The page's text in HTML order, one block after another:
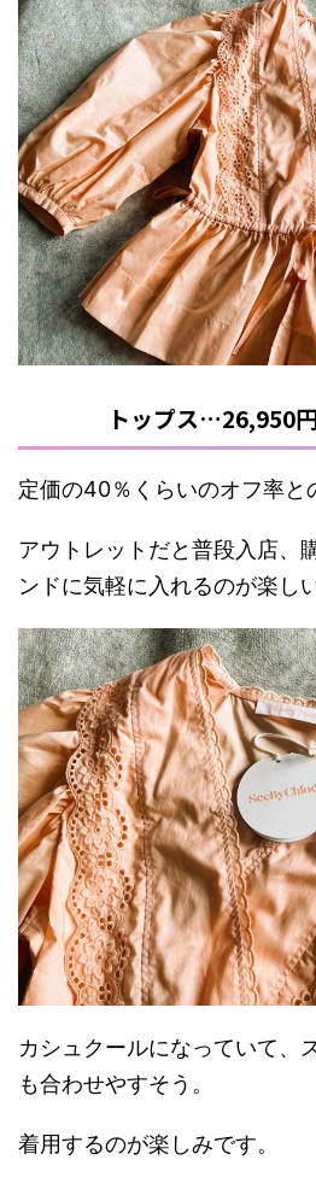
トップス…26,950円
定価の40％くらいのオフ率と
アウトレットだと普段入店、
ンドに気軽に入れるのが楽しい
カシュクールになっていて、
も合わせやすそう。
着用するのが楽しみです。